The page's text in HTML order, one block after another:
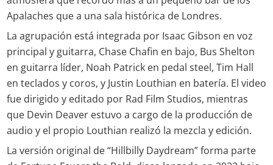
Apalaches que a una sala histórica de Londres.
La agrupación está integrada por Isaac Gibson en voz
principal y guitarra, Chase Chafin en bajo, Bus Shelton
en guitarra líder, Noah Patrick en pedal steel, Tim Hall
en teclados y coros, y Justin Louthian en batería. El video
fue dirigido y editado por Rad Film Studios, mientras
que Devin Deaver estuvo a cargo de la producción de
audio y el propio Louthian realizó la mezcla y edición.
La versión original de “Hillbilly Daydream” forma parte